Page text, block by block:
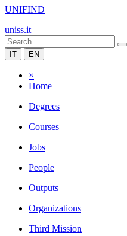
UNIFIND
uniss.it
IT EN
×
Home
Degrees
Courses
Jobs
People
Outputs
Organizations
Third Mission